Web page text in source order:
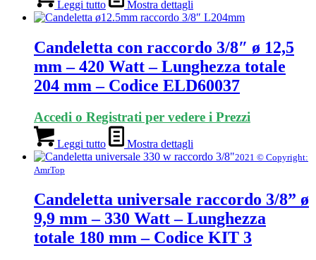
Leggi tutto Mostra dettagli
Candeletta con raccordo 3/8″ ø 12,5
mm – 420 Watt – Lunghezza totale
204 mm – Codice ELD60037
Accedi o Registrati per vedere i Prezzi
Leggi tutto Mostra dettagli
2021 © Copyright:
AmrTop
Candeletta universale raccordo 3/8” ø
9,9 mm – 330 Watt – Lunghezza
totale 180 mm – Codice KIT 3